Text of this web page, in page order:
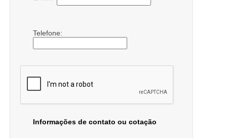
Telefone:
Informações de contato ou cotação